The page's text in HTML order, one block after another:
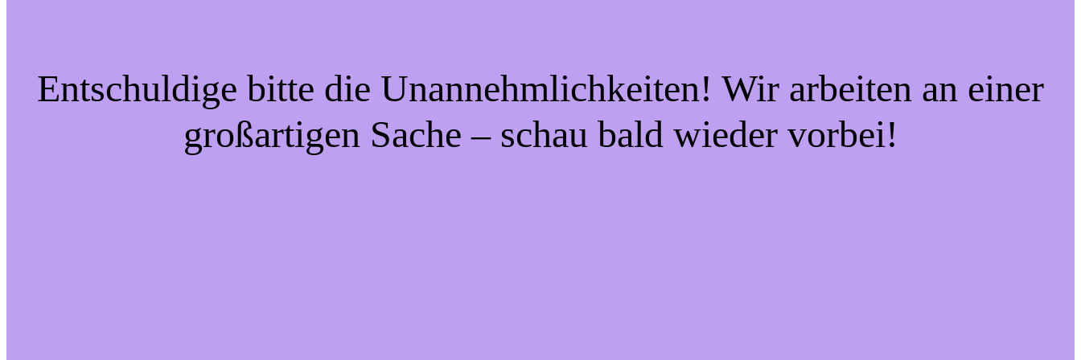
Entschuldige bitte die Unannehmlichkeiten! Wir arbeiten an einer
großartigen Sache – schau bald wieder vorbei!